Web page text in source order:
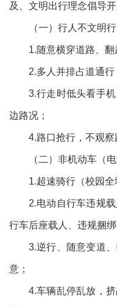
及、文明出行理念倡导
（一）行人不文明
1.随意横穿道路、翻
2.多人并排占道通行
3.行走时低头看手
边路况；
4.路口抢行，不观察
（二）非机动车（
1.超速骑行（校园全
2.电动自行车违规
行车后座载人、违规捆绑
3.逆行、随意变道
意；
4.车辆乱停乱放，